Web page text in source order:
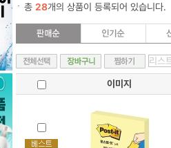
총 28개의 상품이 등록되어 있습니다.
이미지